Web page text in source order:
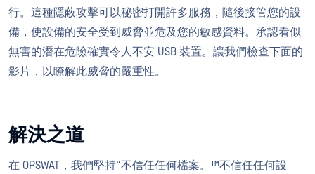
行。這種隱蔽攻擊可以秘密打開許多服務，隨後接管您的設
備，使設備的安全受到威脅並危及您的敏感資料。承認看似
無害的潛在危險確實令人不安 USB 裝置。讓我們檢查下面的
影片，以瞭解此威脅的嚴重性。
解決之道
在 OPSWAT，我們堅持“不信任任何檔案。™不信任任何設